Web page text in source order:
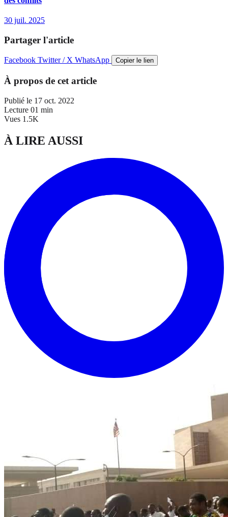
30 juil. 2025
Partager l'article
Facebook Twitter / X WhatsApp Copier le lien
À propos de cet article
Publié le 17 oct. 2022
Lecture 01 min
Vues 1.5K
À LIRE AUSSI